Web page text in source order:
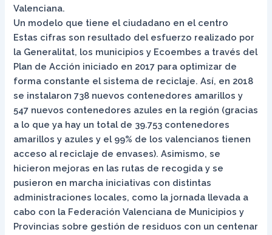
Valenciana.
Un modelo que tiene el ciudadano en el centro
Estas cifras son resultado del esfuerzo realizado por
la Generalitat, los municipios y Ecoembes a través del
Plan de Acción iniciado en 2017 para optimizar de
forma constante el sistema de reciclaje. Así, en 2018
se instalaron 738 nuevos contenedores amarillos y
547 nuevos contenedores azules en la región (gracias
a lo que ya hay un total de 39.753 contenedores
amarillos y azules y el 99% de los valencianos tienen
acceso al reciclaje de envases). Asimismo, se
hicieron mejoras en las rutas de recogida y se
pusieron en marcha iniciativas con distintas
administraciones locales, como la jornada llevada a
cabo con la Federación Valenciana de Municipios y
Provincias sobre gestión de residuos con un centenar